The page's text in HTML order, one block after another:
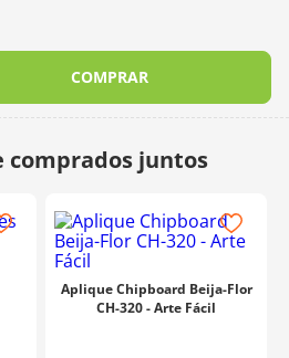
COMPRAR
Aplique Chipboard Beija-Flor
CH-320 - Arte Fácil